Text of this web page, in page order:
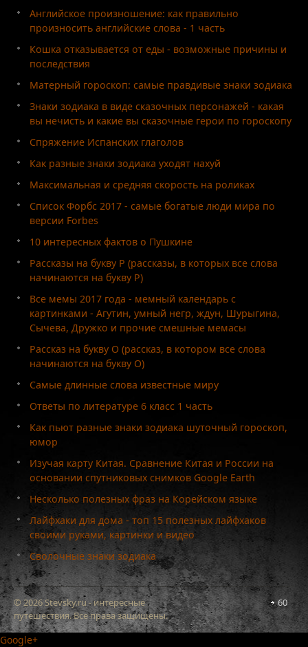
Английское произношение: как правильно
произносить английские слова - 1 часть
Кошка отказывается от еды - возможные причины и
последствия
Матерный гороскоп: самые правдивые знаки зодиака
Знаки зодиака в виде сказочных персонажей - какая
вы нечисть и какие вы сказочные герои по гороскопу
Спряжение Испанских глаголов
Как разные знаки зодиака уходят нахуй
Максимальная и средняя скорость на роликах
Список Форбс 2017 - самые богатые люди мира по
версии Forbes
10 интересных фактов о Пушкине
Рассказы на букву Р (рассказы, в которых все слова
начинаются на букву Р)
Все мемы 2017 года - мемный календарь с
картинками - Агутин, умный негр, ждун, Шурыгина,
Сычева, Дружко и прочие смешные мемасы
Рассказ на букву О (рассказ, в котором все слова
начинаются на букву О)
Самые длинные слова известные миру
Ответы по литературе 6 класс 1 часть
Как пьют разные знаки зодиака шуточный гороскоп,
юмор
Изучая карту Китая. Сравнение Китая и России на
основании спутниковых снимков Google Earth
Несколько полезных фраз на Корейском языке
Лайфхаки для дома - топ 15 полезных лайфхаков
своими руками, картинки и видео
Сволочные знаки зодиака
60
© 2026 Stevsky.ru - интересные
путешествия. Все права защищены.
Google+